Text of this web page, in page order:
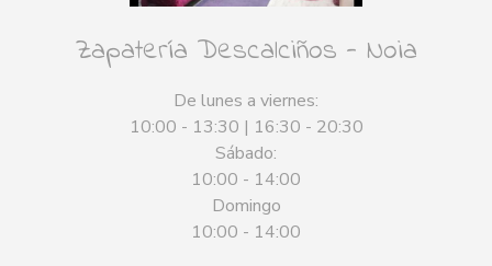
Zapatería Descalciños - Noia
De lunes a viernes:
10:00 - 13:30 | 16:30 - 20:30
Sábado:
10:00 - 14:00
Domingo
10:00 - 14:00